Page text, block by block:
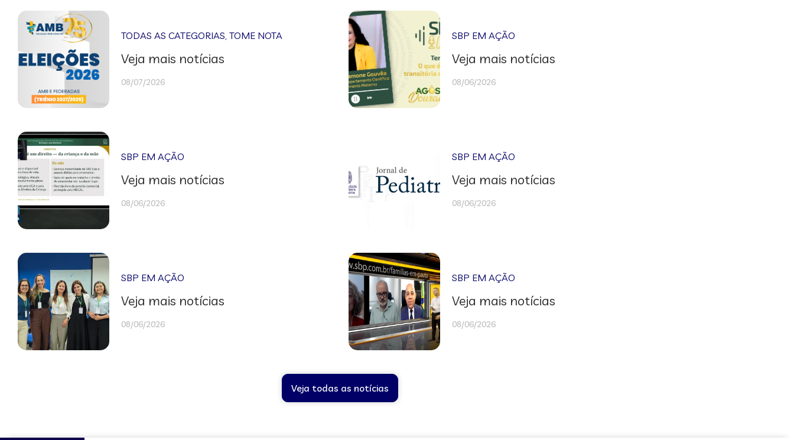
TODAS AS CATEGORIAS,TOME NOTA
Veja mais notícias
08/07/2026
SBP EM AÇÃO
Veja mais notícias
08/06/2026
SBP EM AÇÃO
Veja mais notícias
08/06/2026
SBP EM AÇÃO
Veja mais notícias
08/06/2026
SBP EM AÇÃO
Veja mais notícias
08/06/2026
SBP EM AÇÃO
Veja mais notícias
08/06/2026
Veja todas as notícias